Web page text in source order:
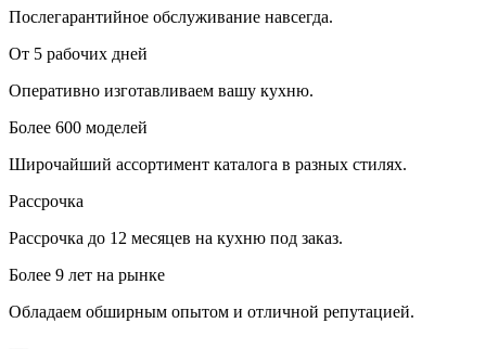
Послегарантийное обслуживание навсегда.
От 5 рабочих дней
Оперативно изготавливаем вашу кухню.
Более 600 моделей
Широчайший ассортимент каталога в разных стилях.
Рассрочка
Рассрочка до 12 месяцев на кухню под заказ.
Более 9 лет на рынке
Обладаем обширным опытом и отличной репутацией.